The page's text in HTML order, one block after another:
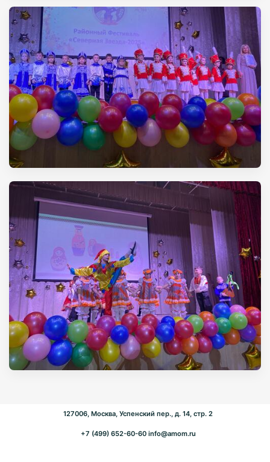
127006, Москва, Успенский пер., д. 14, стр. 2
+7 (499) 652-60-60 info@amom.ru